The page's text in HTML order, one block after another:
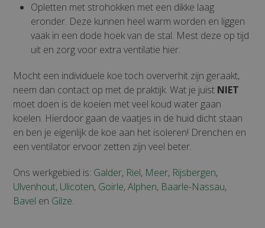
Opletten met strohokken met een dikke laag
eronder. Deze kunnen heel warm worden en liggen
vaak in een dode hoek van de stal. Mest deze op tijd
uit en zorg voor extra ventilatie hier.
Mocht een individuele koe toch oververhit zijn geraakt,
neem dan contact op met de praktijk. Wat je juist NIET
moet doen is de koeien met veel koud water gaan
koelen. Hierdoor gaan de vaatjes in de huid dicht staan
en ben je eigenlijk de koe aan het isoleren! Drenchen en
een ventilator ervoor zetten zijn veel beter.
Ons werkgebied is: Galder, Riel, Meer, Rijsbergen,
Ulvenhout, Ulicoten, Goirle,Alphen, Baarle-Nassau,
Bavel en Gilze.